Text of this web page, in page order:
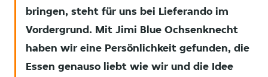
bringen, steht für uns bei Lieferando im
Vordergrund. Mit Jimi Blue Ochsenknecht
haben wir eine Persönlichkeit gefunden, die
Essen genauso liebt wie wir und die Idee